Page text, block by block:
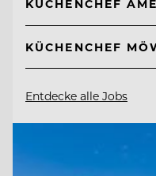
KÜCHENCHEF
KÜCHENCHEF
Entdecke alle Jobs